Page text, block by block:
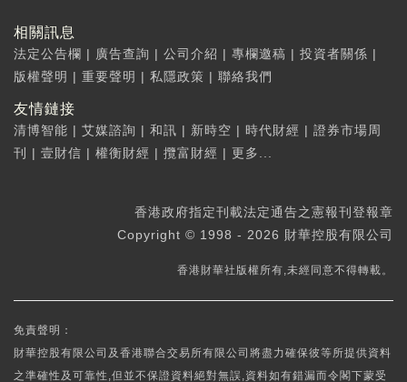
相關訊息
法定公告欄 | 廣告查詢 | 公司介紹 | 專欄邀稿 | 投資者關係 |
版權聲明 | 重要聲明 | 私隱政策 | 聯絡我們
友情鏈接
清博智能 | 艾媒諮詢 | 和訊 | 新時空 | 時代財經 | 證券市場周
刊
| 壹財信 | 權衡財經 | 攬富財經 | 更多...
香港政府指定刊載法定通告之憲報刊登報章
Copyright © 1998 - 2026 財華控股有限公司
香港財華社版權所有,未經同意不得轉載。
免責聲明：
財華控股有限公司及香港聯合交易所有限公司將盡力確保彼等所提供資料
之準確性及可靠性,但並不保證資料絕對無誤,資料如有錯漏而令閣下蒙受